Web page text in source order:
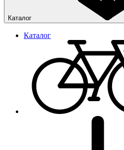
Каталог
Каталог